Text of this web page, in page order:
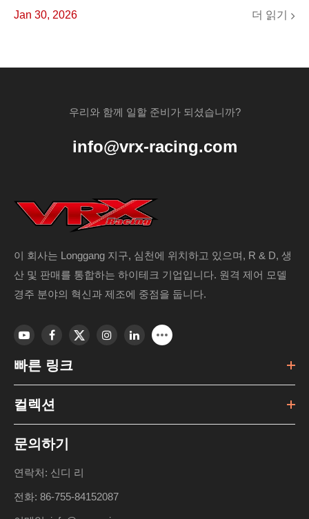
Jan 30, 2026 더 읽기
우리와 함께 일할 준비가 되셨습니까?
info@vrx-racing.com
이 회사는 Longgang 지구, 심천에 위치하고 있으며, R & D, 생
산 및 판매를 통합하는 하이테크 기업입니다. 원격 제어 모델
경주 분야의 혁신과 제조에 중점을 둡니다.
빠른 링크
컬렉션
문의하기
연락처: 신디 리
전화: 86-755-84152087